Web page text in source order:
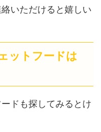
いただけると嬉しい
ットフードは
ドも探してみるとけ